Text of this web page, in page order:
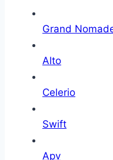
Grand
Alto
Celerio
Swift
Apv